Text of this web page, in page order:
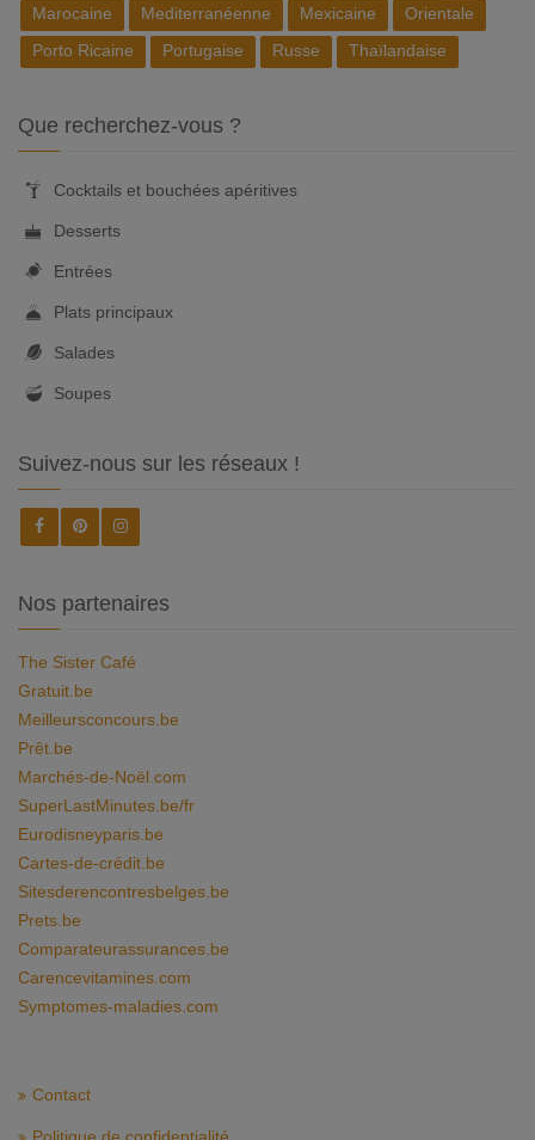
Marocaine
Mediterranéenne Mexicaine
Orientale
Porto Ricaine
Portugaise Russe Thaïlandaise
Que recherchez-vous ?
Cocktails et bouchées apéritives
Desserts
Entrées
Plats principaux
Salades
Soupes
Suivez-nous sur les réseaux !
Nos partenaires
The Sister Café
Gratuit.be
Meilleursconcours.be
Prêt.be
Marchés-de-Noël.com
SuperLastMinutes.be/fr
Eurodisneyparis.be
Cartes-de-crédit.be
Sitesderencontresbelges.be
Prets.be
Comparateurassurances.be
Carencevitamines.com
Symptomes-maladies.com
Contact